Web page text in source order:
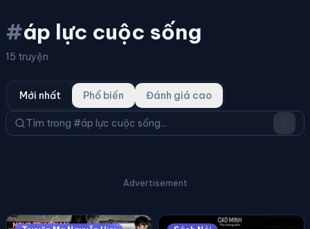
#áp lực cuộc sống
15 truyện
Mới nhất Phổ biến Đánh giá cao
Advertisement